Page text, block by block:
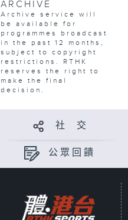
ARCHIVE
Archive service will
be available for
programmes broadcast
in the past 12 months,
subject to copyright
restrictions. RTHK
reserves the right to
make the final
decision.
社 交
公眾回饋